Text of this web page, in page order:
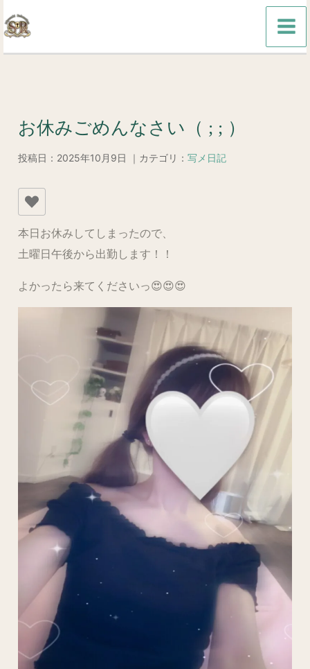
容
を
お休みごめんなさい（ ; ; ）
投稿日：2025年10月9日 ｜カテゴリ： 写メ日記
本日お休みしてしまったので、
土曜日午後から出勤します！！
よかったら来てくださいっ😍😍😍